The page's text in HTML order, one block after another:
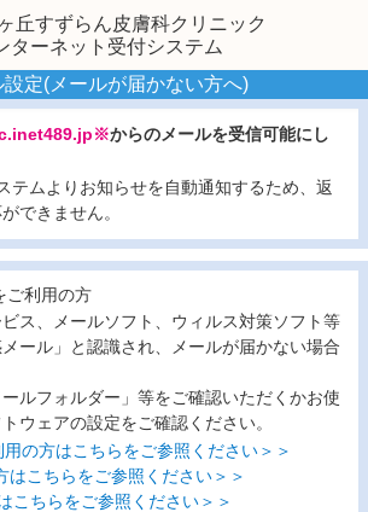
丘すずらん皮膚科クリニック
ターネット受付システム
設定(メールが届かない方へ)
からのメールを受信可能にし
テムよりお知らせを自動通知するため、返
できません。
ご利用の方
ス、メールソフト、ウィルス対策ソフト等
ール」と認識され、メールが届かない場合
ルフォルダー」等をご確認いただくかお使
ウェアの設定をご確認ください。
の方はこちらをご参照ください＞＞
はこちらをご参照ください＞＞
こちらをご参照ください＞＞